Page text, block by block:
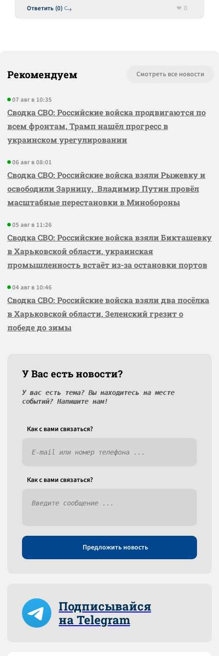
Ответить (0)
0
Рекомендуем Смотреть все новости
07 авг в 10:35
Сводка СВО: Российские войска продвигаются по
всем фронтам, Трамп нашёл прогресс в
украинском урегулировании
06 авг в 08:01
Сводка СВО: Российские войска взяли Рыжевку и
освободили Зарницу, Владимир Путин провёл
масштабные перестановки в Минобороны
05 авг в 11:26
Сводка СВО: Российские войска взяли Бикташевку
в Харьковской области, украинская
промышленность встаёт из-за остановки портов
04 авг в 10:46
Сводка СВО: Российские войска взяли два посёлка
в Харьковской области, Зеленский грезит о
победе до зимы
У Вас есть новости?
У вас есть тема? Вы находитесь на месте
событий? Напишите нам!
Как c вами связаться?
Как c вами связаться?
Предложить новость
Подписывайся
на Telegram